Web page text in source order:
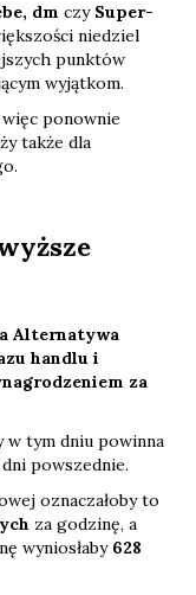
dm czy Super-
niedziel
punktów
wyjątkom.
ponownie
także dla
Alternatywa
handlu i
za
w tym dniu powinna
powszednie.
oznaczałoby to
za godzinę, a
wyniosłaby 628